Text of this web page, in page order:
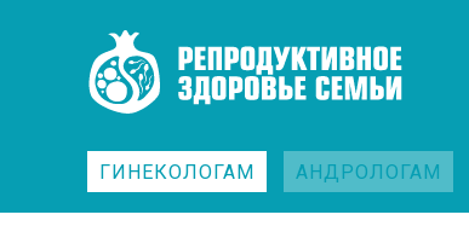
ГИНЕКОЛОГАМ АНДРОЛОГАМ